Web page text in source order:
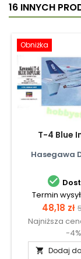
16 INNYCH
Obniżka
T-4 Blue
Hasegawa

Termin
Cena
48,18 zł
Najniższa
-4%
 Dodaj